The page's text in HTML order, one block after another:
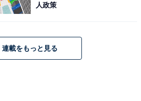
運用担当として月間120本以上の
人政策
連載をもっと見る